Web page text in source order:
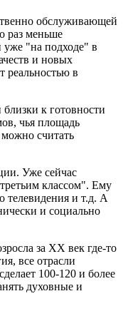
обслуживающей
раз меньше
уже "на подходе" в
и новых
реальностью в
к готовности
чья площадь
считать
Уже сейчас
классом". Ему
телевидения и т.д. А
и социально
за XX век где-то
все отрасли
100-120 и более
духовные и